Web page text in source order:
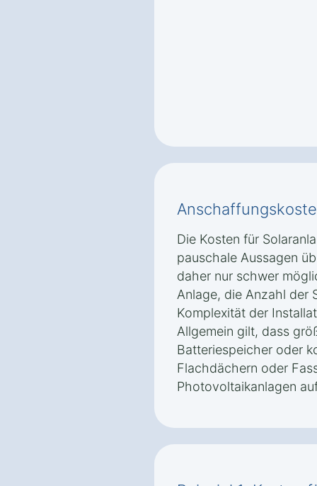
Die Kosten für
pauschale Aussagen
daher nur schwer
Anlage, die Anzahl der
Komplexität der
Allgemein gilt, dass
Batteriespeicher oder
Flachdächern oder
Photovoltaikanlagen